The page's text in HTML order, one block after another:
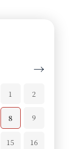
→
1 2
8 9
15 16